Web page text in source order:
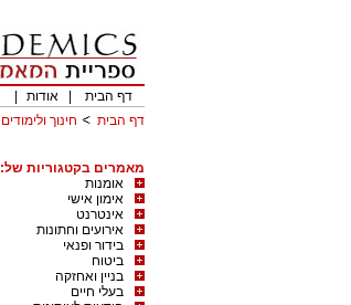
דף הבית
אודות
דף הבית
חינוך ולימודים
מאמרים בקטגוריות של:
אומנות
אימון אישי
אינטרנט
אירועים וחתונות
בידור ופנאי
ביטוח
בניין ואחזקה
בעלי חיים